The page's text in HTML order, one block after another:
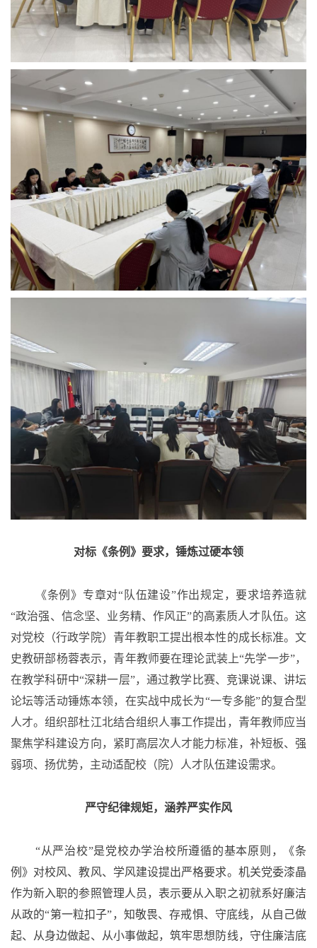
对标《条例》要求，锤炼过硬本领
《条例》专章对“队伍建设”作出规定，要求培养造就
“政治强、信念坚、业务精、作风正”的高素质人才队伍。这
对党校（行政学院）青年教职工提出根本性的成长标准。文
史教研部杨蓉表示，青年教师要在理论武装上“先学一步”，
在教学科研中“深耕一层”，通过教学比赛、竞课说课、讲坛
论坛等活动锤炼本领，在实战中成长为“一专多能”的复合型
人才。组织部杜江北结合组织人事工作提出，青年教师应当
聚焦学科建设方向，紧盯高层次人才能力标准，补短板、强
弱项、扬优势，主动适配校（院）人才队伍建设需求。
严守纪律规矩，涵养严实作风
“从严治校”是党校办学治校所遵循的基本原则，《条
例》对校风、教风、学风建设提出严格要求。机关党委漆晶
作为新入职的参照管理人员，表示要从入职之初就系好廉洁
从政的“第一粒扣子”，知敬畏、存戒惧、守底线，从自己做
起、从身边做起、从小事做起，筑牢思想防线，守住廉洁底